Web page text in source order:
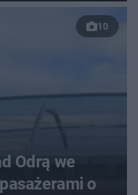
10
Odrą we
o